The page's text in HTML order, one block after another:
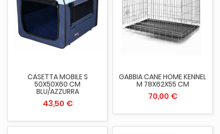
CASETTA MOBILE S
50X50X60 CM
BLU/AZZURRA
43,50 €
GABBIA CANE HOME KENNEL
M 78X62X55 CM
70,00 €